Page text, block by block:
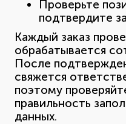
Проверьте
подтвердите
Каждый заказ
обрабатывается
После
свяжется
поэтому
правильность
данных.